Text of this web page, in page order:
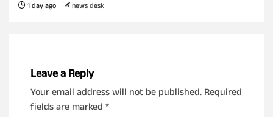
1 day ago news desk
Leave a Reply
Your email address will not be published. Required
fields are marked *